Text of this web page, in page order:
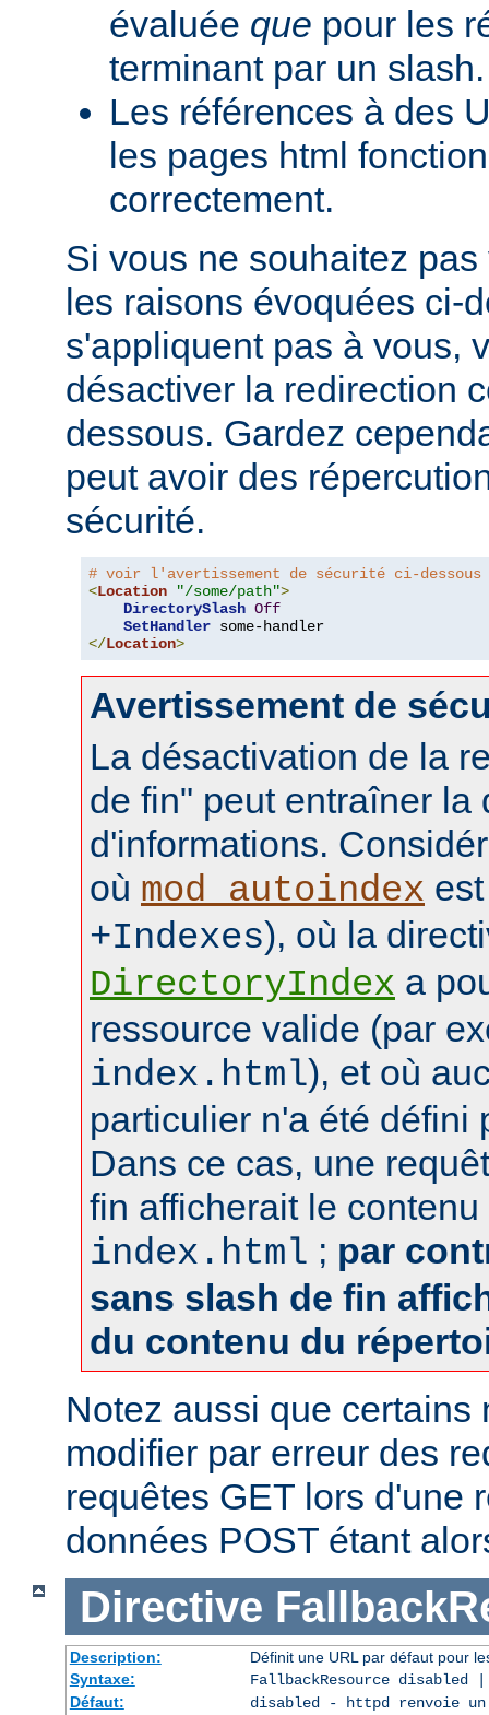
évaluée que pour les
terminant par un slash.
Les références à des
les pages html
correctement.
Si vous ne souhaitez
les raisons évoquées ci-
s'appliquent pas à vous,
désactiver la redirection
dessous. Gardez
peut avoir des
sécurité.
# voir l'avertissement de sécurité ci-
<Location "/some/path">
DirectorySlash Off
SetHandler
</Location>
Avertissement de
La désactivation de la
de fin" peut entraîner la
d'informations.
où mod_autoindex
+Indexes), où la
DirectoryIndex a
ressource valide (par
index.html), et où
particulier n'a été défini
Dans ce cas, une
fin afficherait le
index.html ; par
sans slash de fin
du contenu du
Notez aussi que certains
modifier par erreur des
requêtes GET lors d'une
données POST étant
Directive
Description:
Définit une URL par défaut pour
Syntaxe:
FallbackResource disabled
Défaut:
disabled - httpd renvoie un